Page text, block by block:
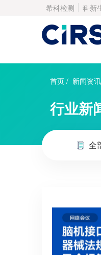
希科检测 科新
首页 / 新闻资讯
行业新
全